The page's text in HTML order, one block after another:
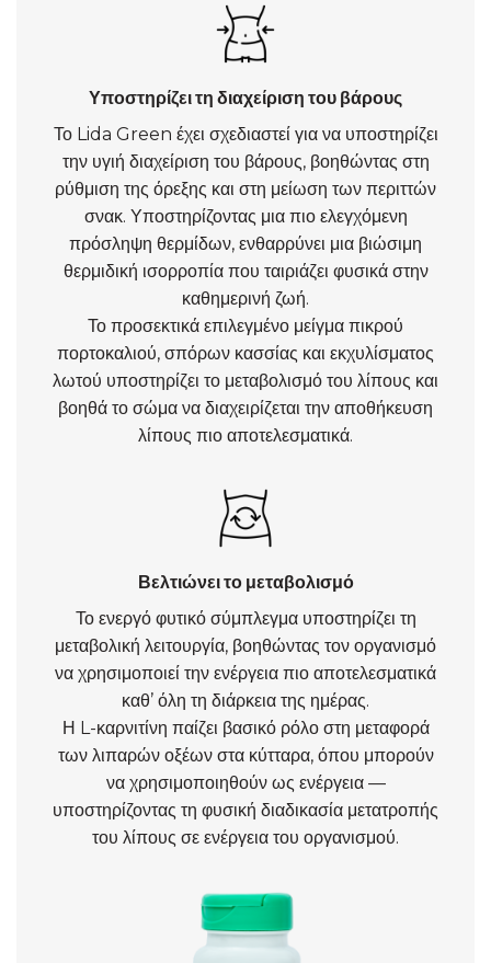
Υποστηρίζει τη διαχείριση του βάρους
Το Lida Green έχει σχεδιαστεί για να υποστηρίζει
την υγιή διαχείριση του βάρους, βοηθώντας στη
ρύθμιση της όρεξης και στη μείωση των περιττών
σνακ. Υποστηρίζοντας μια πιο ελεγχόμενη
πρόσληψη θερμίδων, ενθαρρύνει μια βιώσιμη
θερμιδική ισορροπία που ταιριάζει φυσικά στην
καθημερινή ζωή.
Το προσεκτικά επιλεγμένο μείγμα πικρού
πορτοκαλιού, σπόρων κασσίας και εκχυλίσματος
λωτού υποστηρίζει το μεταβολισμό του λίπους και
βοηθά το σώμα να διαχειρίζεται την αποθήκευση
λίπους πιο αποτελεσματικά.
Βελτιώνει το μεταβολισμό
Το ενεργό φυτικό σύμπλεγμα υποστηρίζει τη
μεταβολική λειτουργία, βοηθώντας τον οργανισμό
να χρησιμοποιεί την ενέργεια πιο αποτελεσματικά
καθ’ όλη τη διάρκεια της ημέρας.
Η L-καρνιτίνη παίζει βασικό ρόλο στη μεταφορά
των λιπαρών οξέων στα κύτταρα, όπου μπορούν
να χρησιμοποιηθούν ως ενέργεια —
υποστηρίζοντας τη φυσική διαδικασία μετατροπής
του λίπους σε ενέργεια του οργανισμού.